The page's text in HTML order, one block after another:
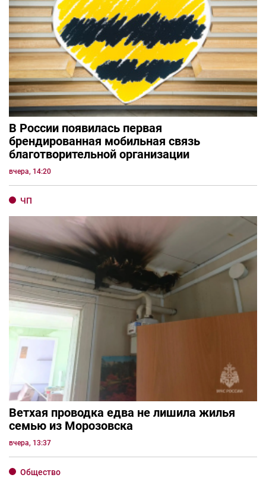
В России появилась первая
брендированная мобильная связь
благотворительной организации
вчера, 14:20
ЧП
Ветхая проводка едва не лишила жилья
семью из Морозовска
вчера, 13:37
Общество